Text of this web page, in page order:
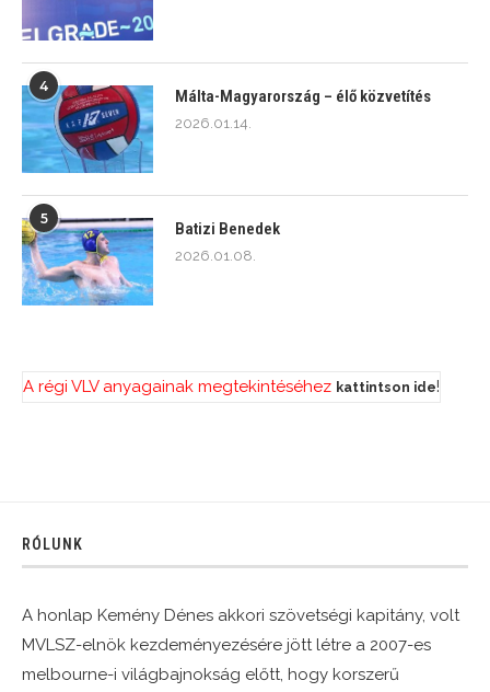
4
Málta-Magyarország – élő közvetítés
2026.01.14.
5
Batizi Benedek
2026.01.08.
A régi VLV anyagainak megtekintéséhez kattintson ide!
RÓLUNK
A honlap Kemény Dénes akkori szövetségi kapitány, volt
MVLSZ-elnök kezdeményezésére jött létre a 2007-es
melbourne-i világbajnokság előtt, hogy korszerű